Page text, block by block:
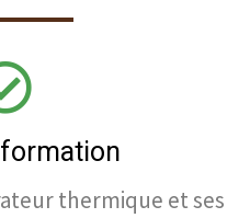
thermique et ses